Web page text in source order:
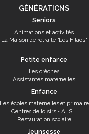
GÉNÉRATIONS
Seniors
Animations et activités
La Maison de retraite "Les Filaos"
Petite enfance
Les crèches
Assistantes maternelles
Enfance
Les écoles maternelles et primaire
Centres de loisirs - ALSH
Restauration scolaire
Jeunsesse